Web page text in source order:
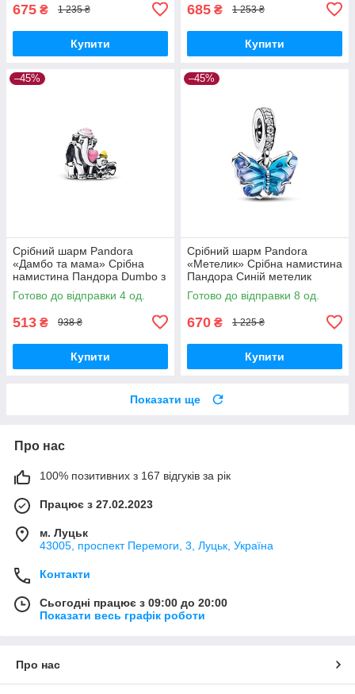
675 ₴ 1 235 ₴
Купити
685 ₴ 1 253 ₴
Купити
–45%
Срібний шарм Pandora
«Дамбо та мама» Срібна
намистина Пандора Dumbo з
мамою 793751C01
Готово до відправки 4 од.
513 ₴ 938 ₴
Купити
–45%
Срібний шарм Pandora
«Метелик» Срібна намистина
Пандора Синій метелик
Блакитний метелик
792698C01
Готово до відправки 8 од.
670 ₴ 1 225 ₴
Купити
Показати ще
Про нас
100% позитивних з 167 відгуків за рік
Працює з 27.02.2023
м. Луцьк
43005, проспект Перемоги, 3, Луцьк, Україна
Контакти
Сьогодні працює з 09:00 до 20:00
Показати весь графік роботи
Про нас